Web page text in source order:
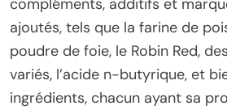
ajoutés, tels que la farine de
poudre de foie, le Robin Red,
variés, l’acide n-butyrique, et
ingrédients, chacun ayant sa